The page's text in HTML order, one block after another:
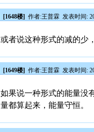
[1648楼] 作者:王普霖 发表时间:
或者说这种形式的减的少
[1649楼] 作者:王普霖 发表时间:
如果说一种形式的能量没
量都算起来，能量守恒。